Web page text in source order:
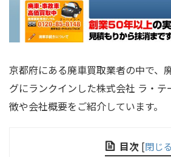
京都府にある廃車買取業者の中で、
グにランクインした株式会社 ラ・
徴や会社概要をご紹介しています。
目次 [閉じる